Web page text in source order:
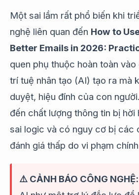
Một sai lầm rất phổ biến khi
nghệ liên quan đến How to
Better Emails in 2026:
quen phụ thuộc hoàn toàn
trí tuệ nhân tạo (AI) tạo ra mà
duyệt, hiệu đính của con
đến chất lượng thông tin bị
sai logic và có nguy cơ bị các
đánh giá thấp do vi phạm
⚠️ CẢNH BÁO CÔNG NGHỆ: